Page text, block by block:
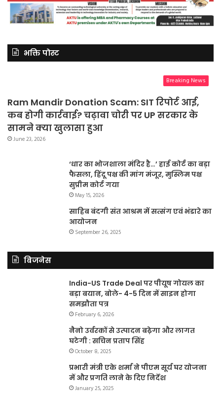
भक्ति पोस्ट
Breaking News
Ram Mandir Donation Scam: SIT रिपोर्ट आई,
कब होगी कार्रवाई? चढ़ावा चोरी पर UP सरकार के
सामने क्या खुलासा हुआ
June 23, 2026
‘धार का भोजशाला मंदिर है…’ हाई कोर्ट का बड़ा
फैसला, हिंदू पक्ष की मांग मंजूर, मुस्लिम पक्ष
सुप्रीम कोर्ट गया
May 15, 2026
साहिब बंदगी संत आश्रम में सत्संग एवं भंडारे का
आयोजन
September 26, 2025
बिजनेस
India-US Trade Deal पर पीयूष गोयल का
बड़ा बयान, बोले- 4-5 दिन में साइन होगा
समझौता पत्र
February 6, 2026
नैनो उर्वरकों से उत्पादन बढ़ेगा और लागत
घटेगी : सचिन प्रताप सिंह
October 8, 2025
प्रभारी मंत्री एके शर्मा ने पीएम सूर्य घर योजना
में और प्रगति लाने के दिए निर्देश
January 25, 2025